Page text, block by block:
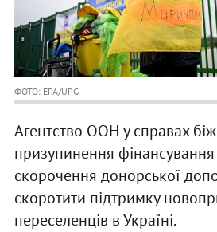
ФОТО: EPA/UPG
Агентство ООН у справах
призупинення
скорочення донорської
скоротити підтримку
переселенців в Україні.